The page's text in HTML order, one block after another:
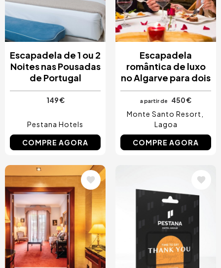
Escapadela de 1 ou 2
Noites nas Pousadas
de Portugal
149 €
Pestana Hotels
COMPRE AGORA
Escapadela
romântica de luxo
no Algarve para dois
a partir de
450 €
Monte Santo Resort
Lagoa
COMPRE AGORA
Imagem